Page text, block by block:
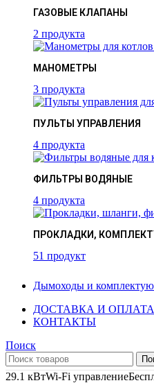
ГАЗОВЫЕ КЛАПАНЫ
2 продукта
МАНОМЕТРЫ
3 продукта
ПУЛЬТЫ УПРАВЛЕНИЯ
4 продукта
ФИЛЬТРЫ ВОДЯНЫЕ
4 продукта
ПРОКЛАДКИ,
51 продукт
Дымоходы и
ДОСТАВКА И ОПЛАТА
КОНТАКТЫ
Поиск
29.1 кВтWi-Fi управление